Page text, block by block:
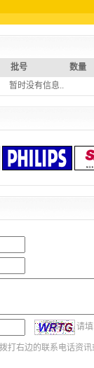
批号
数量
暂时没有信息..
请填
打右边的联系电话资